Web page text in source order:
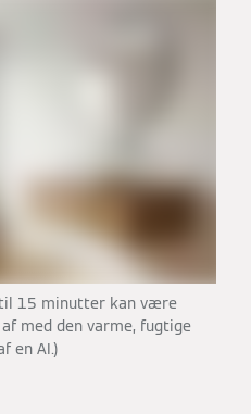
15 minutter kan være
med den varme, fugtige
en AI.)